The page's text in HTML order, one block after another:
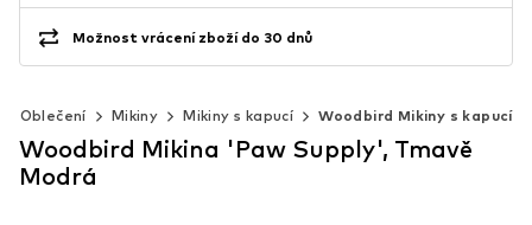
Možnost vrácení zboží do 30 dnů
Oblečení Mikiny Mikiny s kapucí Woodbird Mikiny s kapucí
Woodbird Mikina 'Paw Supply', Tmavě
Modrá